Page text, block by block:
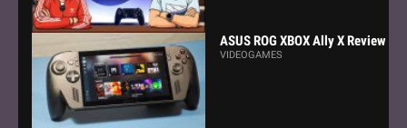
ASUS ROG XBOX Ally X Review
VIDEOGAMES